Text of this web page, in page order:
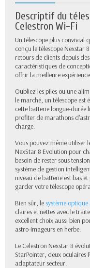
Descriptif du
Celestron Wi-Fi
Un télescope plus convivial
conçu le télescope Nexstar
retours de clients depuis
caractéristiques de
offrir la meilleure
Oubliez les piles ou une
le marché, un télescope est
cette batterie longue-durée
profiter de marathons
charge.
Vous pouvez même utiliser
NexStar 8 Evolution pour
besoin de rester sous
système de gestion
niveau de batterie est bas
garder votre télescope
Bien sûr, le système
claires et nettes avec le
excellent choix aussi bien
astro-imageurs en herbe.
Le Celestron Nexstar 8
StarPointer, deux oculaires
adaptateur secteur.